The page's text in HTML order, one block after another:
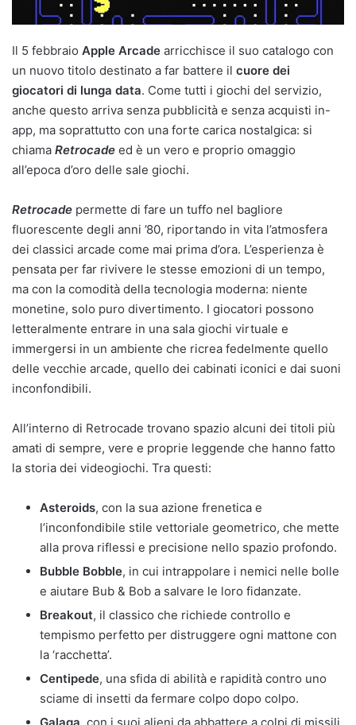
Il 5 febbraio Apple Arcade arricchisce il suo catalogo con
un nuovo titolo destinato a far battere il cuore dei
giocatori di lunga data. Come tutti i giochi del servizio,
anche questo arriva senza pubblicità e senza acquisti in-
app, ma soprattutto con una forte carica nostalgica: si
chiama Retrocade ed è un vero e proprio omaggio
all’epoca d’oro delle sale giochi.
Retrocade permette di fare un tuffo nel bagliore
fluorescente degli anni ’80, riportando in vita l’atmosfera
dei classici arcade come mai prima d’ora. L’esperienza è
pensata per far rivivere le stesse emozioni di un tempo,
ma con la comodità della tecnologia moderna: niente
monetine, solo puro divertimento. I giocatori possono
letteralmente entrare in una sala giochi virtuale e
immergersi in un ambiente che ricrea fedelmente quello
delle vecchie arcade, quello dei cabinati iconici e dai suoni
inconfondibili.
All’interno di Retrocade trovano spazio alcuni dei titoli più
amati di sempre, vere e proprie leggende che hanno fatto
la storia dei videogiochi. Tra questi:
Asteroids, con la sua azione frenetica e
l’inconfondibile stile vettoriale geometrico, che mette
alla prova riflessi e precisione nello spazio profondo.
Bubble Bobble, in cui intrappolare i nemici nelle bolle
e aiutare Bub & Bob a salvare le loro fidanzate.
Breakout, il classico che richiede controllo e
tempismo perfetto per distruggere ogni mattone con
la ‘racchetta’.
Centipede, una sfida di abilità e rapidità contro uno
sciame di insetti da fermare colpo dopo colpo.